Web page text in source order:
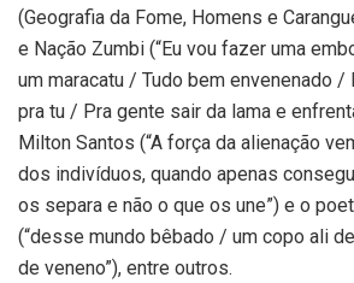
(Geografia da Fome, Homens e
e Nação Zumbi (“Eu vou fazer uma
um maracatu / Tudo bem envenenado /
pra tu / Pra gente sair da lama e
Milton Santos (“A força da alienação
dos indivíduos, quando apenas
os separa e não o que os une”) e o
(“desse mundo bêbado / um copo ali
de veneno”), entre outros.